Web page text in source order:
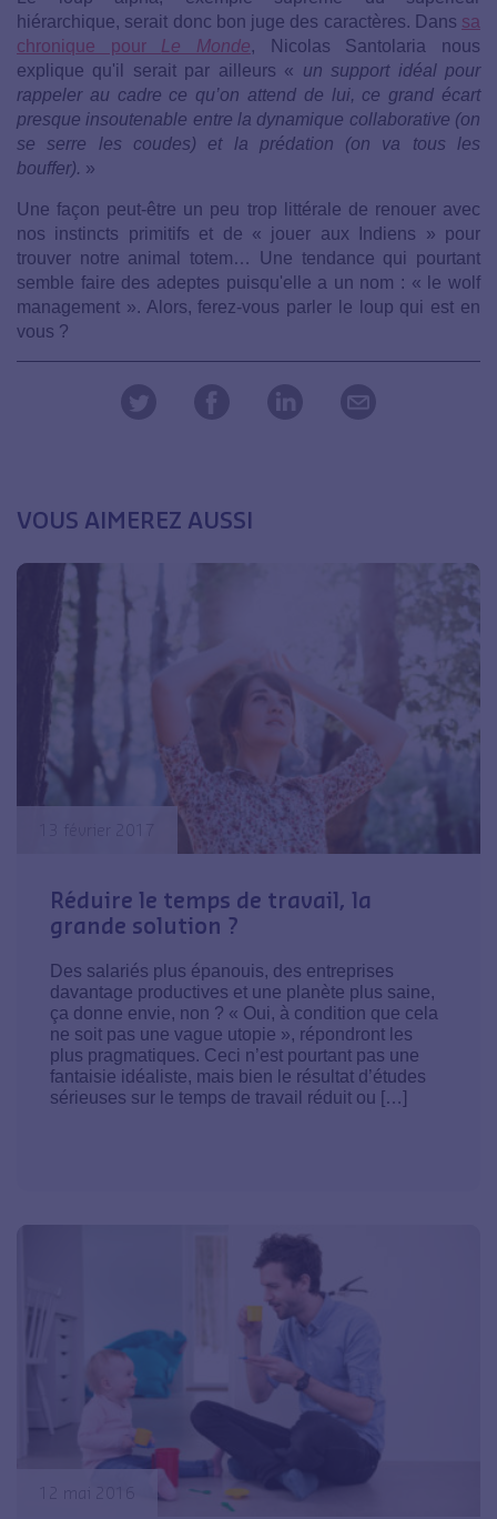
hiérarchique, serait donc bon juge des caractères. Dans sa
chronique pour Le Monde, Nicolas Santolaria nous
explique qu'il serait par ailleurs « un support idéal pour
rappeler au cadre ce qu’on attend de lui, ce grand écart
presque ­insoutenable entre la dynamique collaborative (on
se serre les coudes) et la prédation (on va tous les
bouffer). »
Une façon peut-être un peu trop littérale de renouer avec
nos instincts primitifs et de « jouer aux Indiens » pour
trouver notre animal totem… Une tendance qui pourtant
semble faire des adeptes puisqu'elle a un nom : « le wolf
management ». Alors, ferez-vous parler le loup qui est en
vous ?
VOUS AIMEREZ AUSSI
Réduire le temps de travail, la
grande solution ?
Des salariés plus épanouis, des entreprises
davantage productives et une planète plus saine,
ça donne envie, non ? « Oui, à condition que cela
ne soit pas une vague utopie », répondront les
plus pragmatiques. Ceci n’est pourtant pas une
fantaisie idéaliste, mais bien le résultat d’études
sérieuses sur le temps de travail réduit ou […]